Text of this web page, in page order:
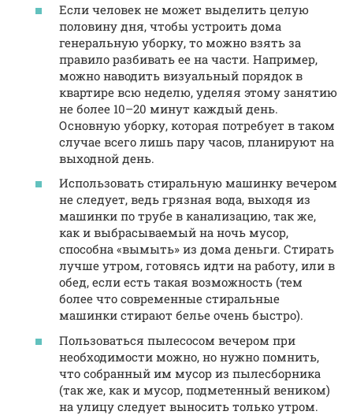
Если человек не может выделить целую
половину дня, чтобы устроить дома
генеральную уборку, то можно взять за
правило разбивать ее на части. Например,
можно наводить визуальный порядок в
квартире всю неделю, уделяя этому занятию
не более 10–20 минут каждый день.
Основную уборку, которая потребует в таком
случае всего лишь пару часов, планируют на
выходной день.
Использовать стиральную машинку вечером
не следует, ведь грязная вода, выходя из
машинки по трубе в канализацию, так же,
как и выбрасываемый на ночь мусор,
способна «вымыть» из дома деньги. Стирать
лучше утром, готовясь идти на работу, или в
обед, если есть такая возможность (тем
более что современные стиральные
машинки стирают белье очень быстро).
Пользоваться пылесосом вечером при
необходимости можно, но нужно помнить,
что собранный им мусор из пылесборника
(так же, как и мусор, подметенный веником)
на улицу следует выносить только утром.